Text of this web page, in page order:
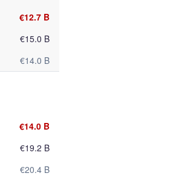
€12.7 B
€15.0 B
€14.0 B
€14.0 B
€19.2 B
€20.4 B